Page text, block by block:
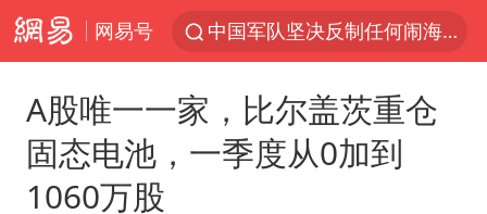
网易号
中国军队坚决反制任何闹海图谋
江苏发布台风蓝色预警
A股唯一一家，比尔盖茨重仓
固态电池，一季度从0加到
1060万股